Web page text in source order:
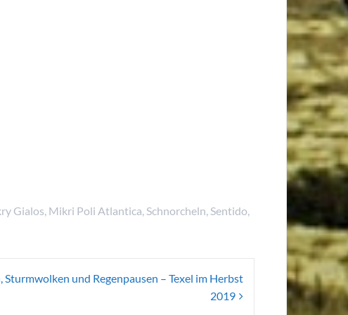
Gialos, Mikri Poli Atlantica,Schnorcheln,Sentido,
Sturmwolken und Regenpausen – Texel im Herbst
2019